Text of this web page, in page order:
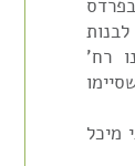
רח'
ב- 1932 ואני מיכל